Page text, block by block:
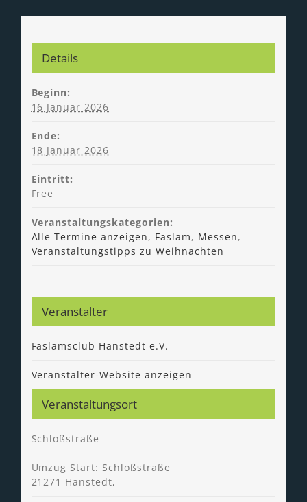
Details
Beginn:
16 Januar 2026
Ende:
18 Januar 2026
Eintritt:
Free
Veranstaltungskategorien:
Alle Termine anzeigen, Faslam, Messen,
Veranstaltungstipps zu Weihnachten
Veranstaltungsort
Schloßstraße
Umzug Start: Schloßstraße
21271 Hanstedt,
Veranstalter
Faslamsclub Hanstedt e.V.
Veranstalter-Website anzeigen